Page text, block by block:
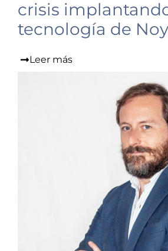
crisis
tecnología de
Leer más